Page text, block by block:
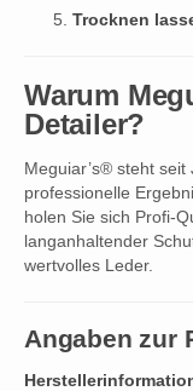
Trocknen
Warum
Detailer?
Meguiar’s® steht
professionelle
holen Sie sich Profi-
langanhaltender
wertvolles Leder.
Angaben zur